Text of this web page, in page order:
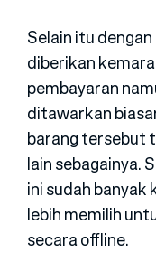
Selain itu
diberikan
pembayaran
ditawarkan
barang tersebut
lain sebagainya.
ini sudah banyak
lebih memilih
secara offline.